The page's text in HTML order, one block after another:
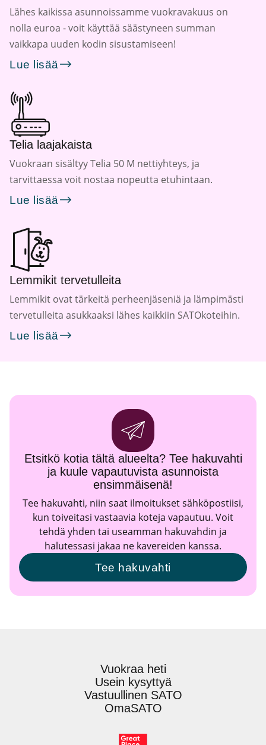
Lähes kaikissa asunnoissamme vuokravakuus on
nolla euroa - voit käyttää säästyneen summan
vaikkapa uuden kodin sisustamiseen!
Lue lisää
Telia laajakaista
Vuokraan sisältyy Telia 50 M nettiyhteys, ja
tarvittaessa voit nostaa nopeutta etuhintaan.
Lue lisää
Lemmikit tervetulleita
Lemmikit ovat tärkeitä perheenjäseniä ja lämpimästi
tervetulleita asukkaaksi lähes kaikkiin SATOkoteihin.
Lue lisää
Etsitkö kotia tältä alueelta? Tee hakuvahti
ja kuule vapautuvista asunnoista
ensimmäisenä!
Tee hakuvahti, niin saat ilmoitukset sähköpostiisi,
kun toiveitasi vastaavia koteja vapautuu. Voit
tehdä yhden tai useamman hakuvahdin ja
halutessasi jakaa ne kavereiden kanssa.
Tee hakuvahti
Vuokraa heti
Usein kysyttyä
Vastuullinen SATO
OmaSATO